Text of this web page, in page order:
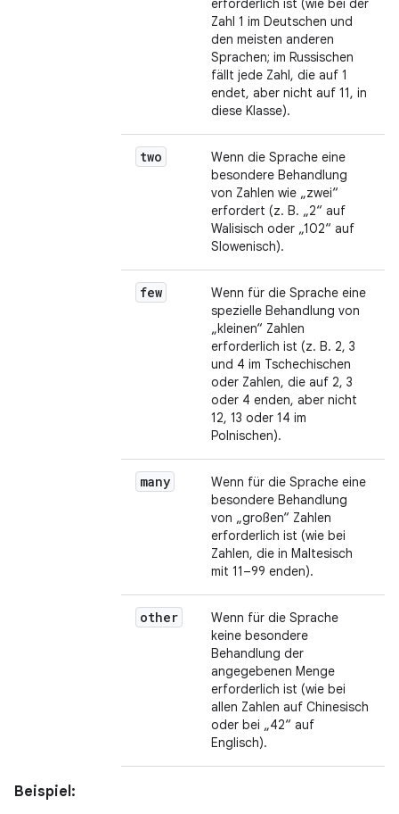
erforderlich ist (wie bei der
Zahl 1 im Deutschen und
den meisten anderen
Sprachen; im Russischen
fällt jede Zahl, die auf 1
endet, aber nicht auf 11, in
diese Klasse).
two
Wenn die Sprache eine
besondere Behandlung
von Zahlen wie „zwei“
erfordert (z. B. „2“ auf
Walisisch oder „102“ auf
Slowenisch).
few
Wenn für die Sprache eine
spezielle Behandlung von
„kleinen“ Zahlen
erforderlich ist (z. B. 2, 3
und 4 im Tschechischen
oder Zahlen, die auf 2, 3
oder 4 enden, aber nicht
12, 13 oder 14 im
Polnischen).
many
Wenn für die Sprache eine
besondere Behandlung
von „großen“ Zahlen
erforderlich ist (wie bei
Zahlen, die in Maltesisch
mit 11–99 enden).
other
Wenn für die Sprache
keine besondere
Behandlung der
angegebenen Menge
erforderlich ist (wie bei
allen Zahlen auf Chinesisch
oder bei „42“ auf
Englisch).
Beispiel: